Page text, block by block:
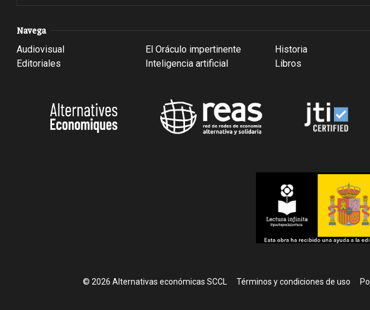
Navega
Audiovisual
Editoriales
El Oráculo impertinente
Inteligencia artificial
Historia
Libros
© 2026 Alternativas económicas SCCL Footer
Términos y condiciones de uso